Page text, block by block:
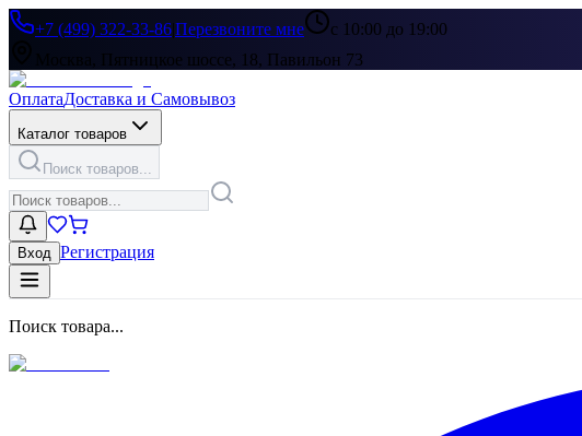
+7 (499) 322-33-86|Перезвоните мне
с 10:00 до 19:00
Москва, Пятницкое шоссе, 18, Павильон 73
ОплатаДоставка и Самовывоз
Каталог товаров
Поиск товаров...
Вход Регистрация
Поиск товара...